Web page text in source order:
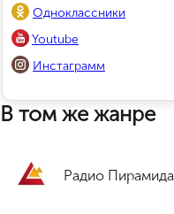
Одноклассники
Youtube
Инстаграмм
В том же жанре
Радио Пирамида